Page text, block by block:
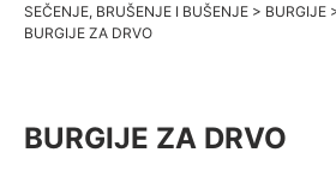
SEČENJE, BRUŠENJE I BUŠENJE > BURGIJE
BURGIJE ZA DRVO
BURGIJE ZA DRVO